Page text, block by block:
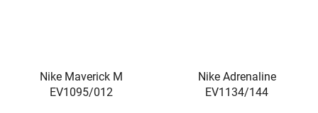
Nike Maverick M
EV1095/012
Nike Adrenaline
EV1134/144